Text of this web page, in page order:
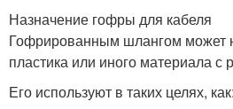
Назначение гофры для кабеля
Гофрированным шлангом может
пластика или иного материала с
Его используют в таких целях, как: